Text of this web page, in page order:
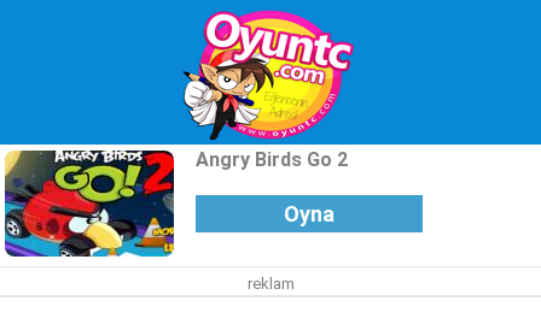
Angry Birds Go 2
Oyna
reklam